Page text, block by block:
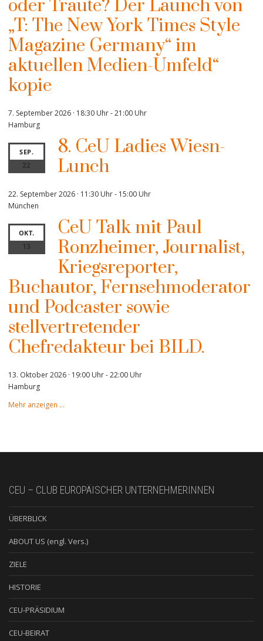
oder Traute? Der Launch von
„T: The New York Times Style
Magazine Germany“ im
aktuellen Medien-Umfeld“
kopie
7. September 2026 · 18:30 Uhr-21:00 Uhr
Hamburg
SEP.
22
8. CeU Ladies Wiesn-
Lunch
22. September 2026 · 11:30 Uhr- 15:00 Uhr
München
OKT.
13
CeU Talk mit Paul
Ronzheimer, Journalist,
Kriegsreporter,
Buchautor, Fernsehmoderator
und Podcaster sowie
stellvertretender
Chefredakteur bei BILD.
13. Oktober 2026 · 19:00 Uhr-22:00 Uhr
Hamburg
Mehr anzeigen …
CEU – CLUB EUROPÄISCHER UNTERNEHMERINNEN
ÜBERBLICK
ABOUT US (engl. Vers.)
ZIELE
HISTORIE
CEU-PRÄSIDIUM
CEU-BEIRAT